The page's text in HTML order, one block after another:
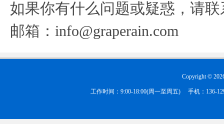
如果你有什么问题或疑惑，请
邮箱： info@graperain.com
Copyright ©
工作时间：9:00-18:00(周一至周五) 手机：136-